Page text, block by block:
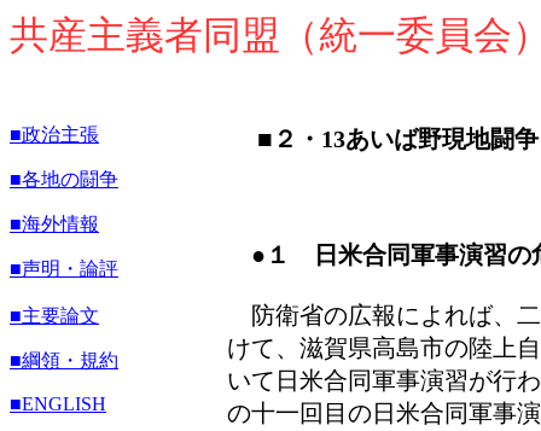
共産主義者同盟（統一委員会
■政治主張
■各地の闘争
■海外情報
■声明・論評
■主要論文
■綱領・規約
■ENGLISH
■ ２・13あいば野現地闘
●１ 日米合同軍事演習の
防衛省の広報によれば、
けて、滋賀県高島市の陸上
いて日米合同軍事演習が行
の十一回目の日米合同軍事